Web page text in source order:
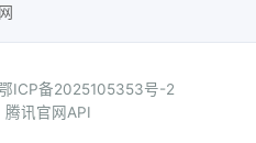
网
ICP备2025105353号-2
腾讯官网API